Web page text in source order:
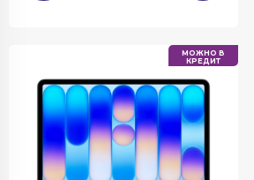
МОЖНО В
КРЕДИТ